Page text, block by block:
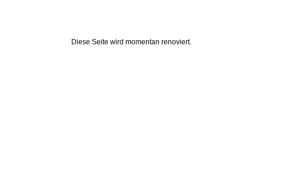
Diese Seite wird momentan renoviert.